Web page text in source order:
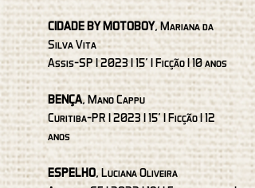
CIDADE BY MOTOBOY, Mariana da
Silva Vita
Assis-SP I 2023 I 15’ I Ficção I 10 anos
BENÇA, Mano Cappu
Curitiba-PR I 2023 I 15’ I Ficção I 12
anos
ESPELHO, Luciana Oliveira